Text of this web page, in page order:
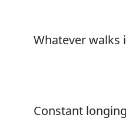
Whatever walks
Constant